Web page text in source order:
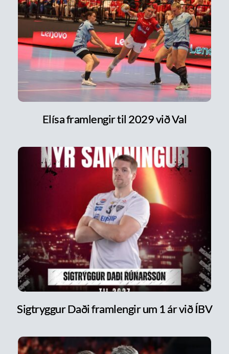
Elísa framlengir til 2029 við Val
Sigtryggur Daði framlengir um 1 ár við ÍBV